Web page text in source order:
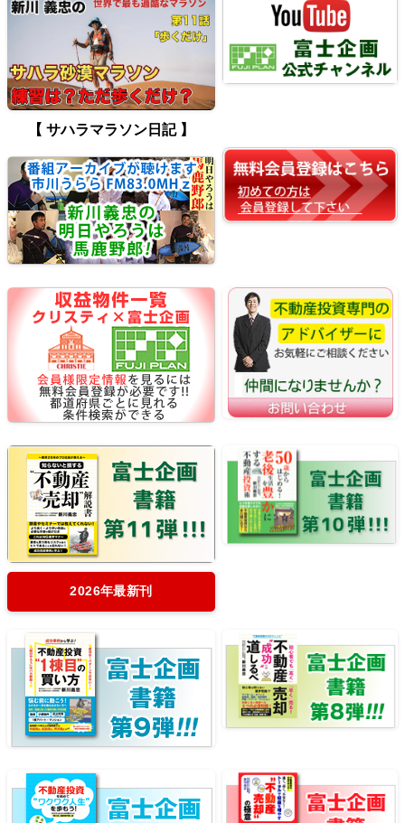
【 サハラマラソン日記 】
2026年最新刊